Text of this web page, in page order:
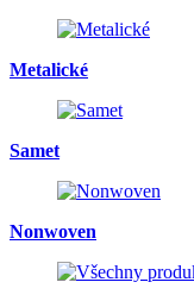
Metalické
Samet
Nonwoven